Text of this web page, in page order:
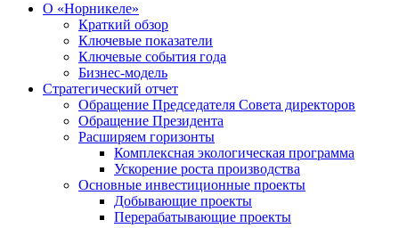
О «Норникеле»
Краткий обзор
Ключевые показатели
Ключевые события года
Бизнес-модель
Стратегический отчет
Обращение Председателя Совета директоров
Обращение Президента
Расширяем горизонты
Комплексная экологическая программа
Ускорение роста производства
Основные инвестиционные проекты
Добывающие проекты
Перерабатывающие проекты